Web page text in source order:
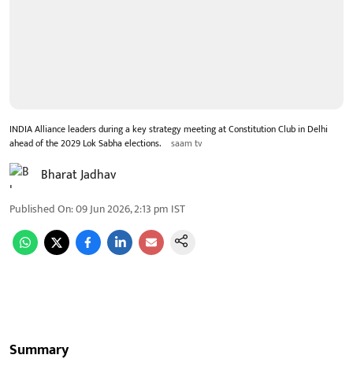
INDIA Alliance leaders during a key strategy meeting at Constitution Club in Delhi
ahead of the 2029 Lok Sabha elections.
saam tv
Bharat Jadhav
Published On:09 Jun 2026, 2:13 pm IST
Summary